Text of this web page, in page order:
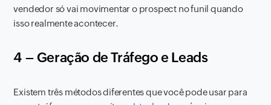
vendedor só vai movimentar o prospect no funil quando
isso realmente acontecer.
4 – Geração de Tráfego e Leads
Existem três métodos diferentes que você pode usar para